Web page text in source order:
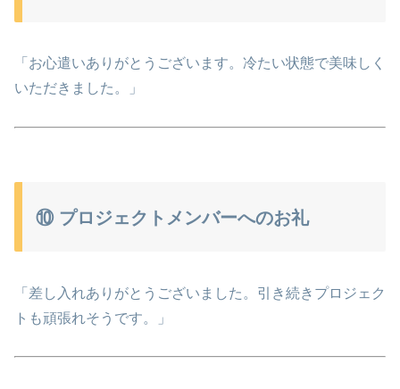
「お心遣いありがとうございます。冷たい状態で美味しく
いただきました。」
⑩ プロジェクトメンバーへのお礼
「差し入れありがとうございました。引き続きプロジェク
トも頑張れそうです。」